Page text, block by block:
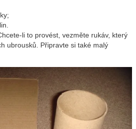
li to provést, vezměte rukáv, který
ubrousků. Připravte si také malý